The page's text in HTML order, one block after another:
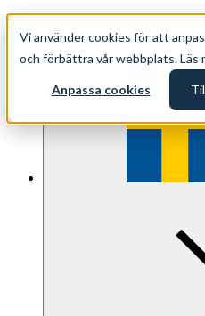
Vi använder cookies för att
och förbättra vår webbplats. Läs
Anpassa cookies
info@oppethav.se